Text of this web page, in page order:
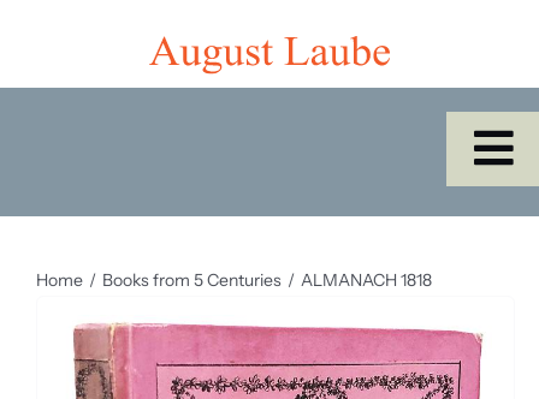
content
Home
Catalogues/Cabinet of the Month
Home Books from 5 Centuries ALMANACH 1818